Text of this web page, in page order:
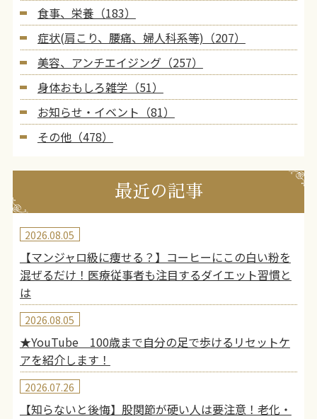
食事、栄養（183）
症状(肩こり、腰痛、婦人科系等)（207）
美容、アンチエイジング（257）
身体おもしろ雑学（51）
お知らせ・イベント（81）
その他（478）
最近の記事
【マンジャロ級に痩せる？】コーヒーにこの白い粉を
混ぜるだけ！医療従事者も注目するダイエット習慣と
は
2026.08.05
★YouTube 100歳まで自分の足で歩けるリセットケ
アを紹介します！
2026.08.05
【知らないと後悔】股関節が硬い人は要注意！老化・
2026.07.26